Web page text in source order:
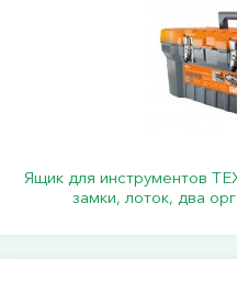
Ящик для инструментов
замки, лоток, два